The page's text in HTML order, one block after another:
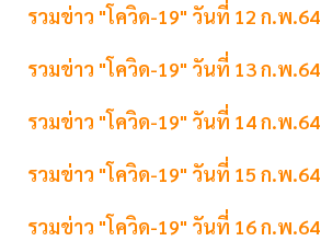
รวมข่าว "โควิด-19" วันที่ 12 ก.พ.64
รวมข่าว "โควิด-19" วันที่ 13 ก.พ.64
รวมข่าว "โควิด-19" วันที่ 14 ก.พ.64
รวมข่าว "โควิด-19" วันที่ 15 ก.พ.64
รวมข่าว "โควิด-19" วันที่ 16 ก.พ.64